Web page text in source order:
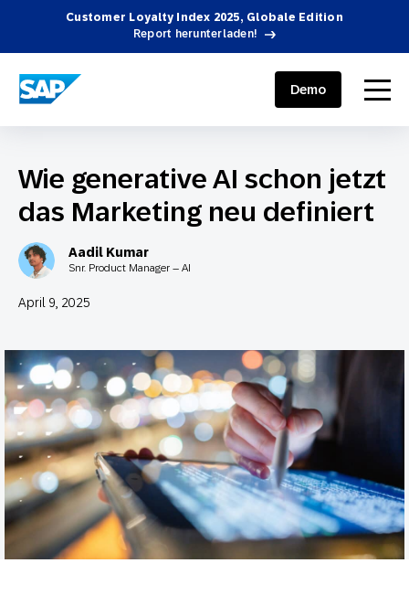
Customer Loyalty Index 2025, Globale Edition
Report herunterladen!
SAP ENGAGEMENT CLOUD menu
Demo
Wie generative AI schon jetzt
das Marketing neu definiert
Aadil Kumar
Snr. Product Manager – AI
April 9, 2025